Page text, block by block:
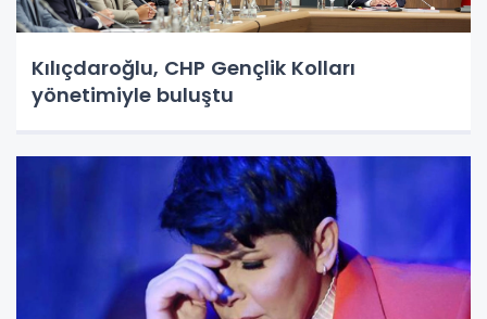
Kılıçdaroğlu, CHP Gençlik Kolları
yönetimiyle buluştu